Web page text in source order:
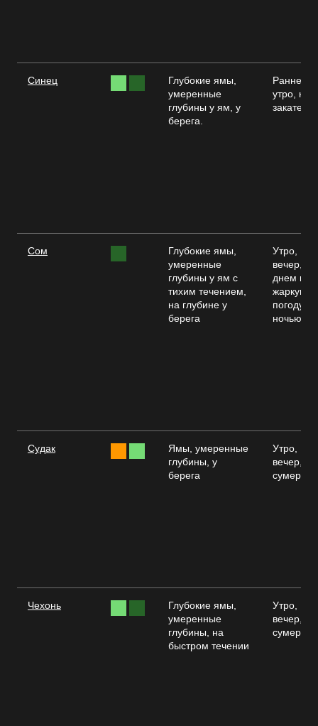
Синец
Глубокие ямы,
умеренные
глубины у ям, у
берега.
Раннее
утро, на
закате.
Сом
Глубокие ямы,
умеренные
глубины у ям с
тихим течением,
на глубине у
берега
Утро,
вечер,
днем в
жаркую
погоду,
ночью
Судак
Ямы, умеренные
глубины, у
берега
Утро,
вечер,
сумерки
Чехонь
Глубокие ямы,
умеренные
глубины, на
быстром течении
Утро,
вечер,
сумерки